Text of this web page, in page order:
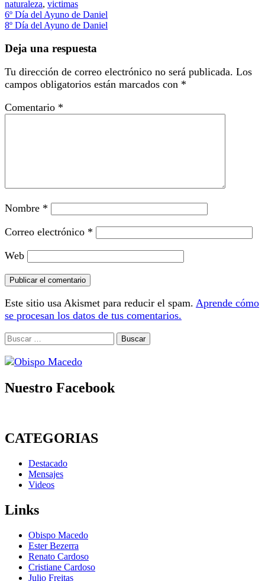
naturaleza, victimas
Navegación
de
entradas
6º Día del Ayuno de Daniel
8º Día del Ayuno de Daniel
Deja una respuesta
Tu dirección de correo electrónico no será publicada. Los
campos obligatorios están marcados con *
Comentario *
Nombre *
Correo electrónico *
Web
Este sitio usa Akismet para reducir el spam. Aprende cómo
se procesan los datos de tus comentarios.
Buscar:
Nuestro Facebook
CATEGORIAS
Destacado
Mensajes
Videos
Links
Obispo Macedo
Ester Bezerra
Renato Cardoso
Cristiane Cardoso
Julio Freitas